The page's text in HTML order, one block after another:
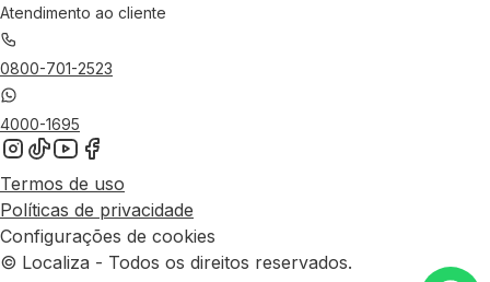
Atendimento ao cliente
0800-701-2523
4000-1695
Termos de uso
Políticas de privacidade
Configurações de cookies
© Localiza - Todos os direitos reservados.